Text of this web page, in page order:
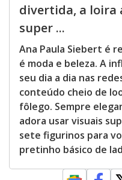
divertida, a loira
super ...
Ana Paula Siebert é
é moda e beleza. A
seu dia a dia nas
conteúdo cheio de
fôlego. Sempre
adora usar visuais
sete figurinos para
pretinho básico de